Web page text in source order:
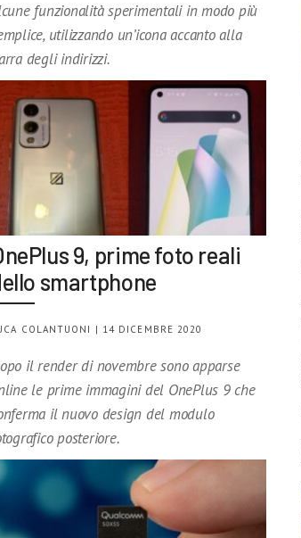
funzionalità sperimentali in modo più
utilizzando un’icona accanto alla
degli indirizzi.
9, prime foto reali
smartphone
COLANTUONI | 14 DICEMBRE 2020
il render di novembre sono apparse
le prime immagini del OnePlus 9 che
il nuovo design del modulo
posteriore.